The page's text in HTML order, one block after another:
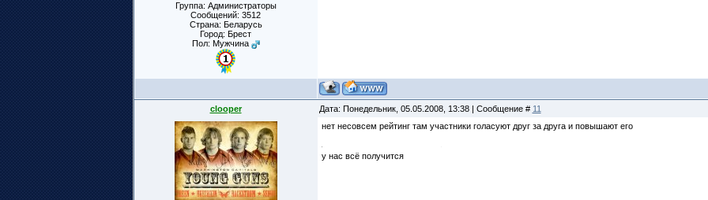
Группа: Администраторы
Сообщений: 3512
Страна: Беларусь
Город: Брест
Пол: Мужчина
clooper Дата: Понедельник, 05.05.2008, 13:38 | Сообщение # 11
нет несовсем рейтинг там участники голасуют друг за друга и повышают его
у нас всё получится